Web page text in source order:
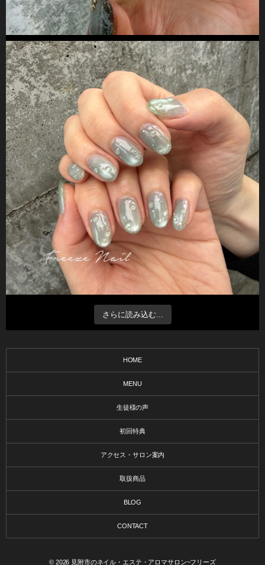
さらに読み込む...
HOME
MENU
生徒様の声
初回特典
アクセス・サロン案内
取扱商品
BLOG
CONTACT
© 2026 見附市のネイル・エステ・アロマサロン~フリーズ